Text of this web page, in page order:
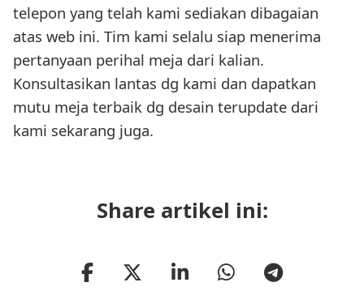
telepon yang telah kami sediakan dibagaian
atas web ini. Tim kami selalu siap menerima
pertanyaan perihal meja dari kalian.
Konsultasikan lantas dg kami dan dapatkan
mutu meja terbaik dg desain terupdate dari
kami sekarang juga.
Share artikel ini: